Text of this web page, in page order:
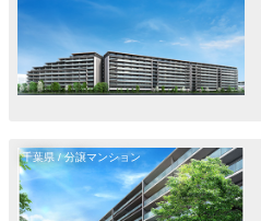
千葉県 / 分譲マンション